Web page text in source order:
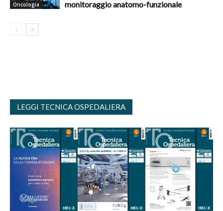
Oncologia monitoraggio anatomo-funzionale
LEGGI TECNICA OSPEDALIERA